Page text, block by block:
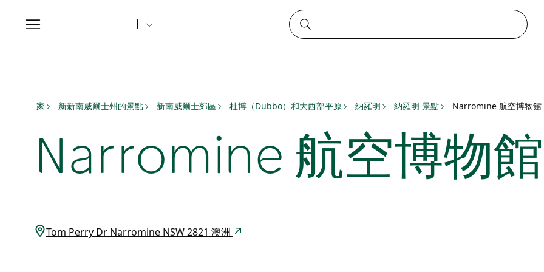
Toggle
navigation
家 新新南威爾士州的景點 新南威爾士郊區 杜博（Dubbo）和大西部平原 納羅明 納羅明 景點 Narromine 航空博物館
Narromine 航空博物館
Tom Perry Dr Narromine NSW 2821 澳洲